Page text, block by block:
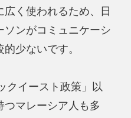
く使われるため、日
ンがコミュニケーシ
少ないです。
クイースト政策」以
マレーシア人も多